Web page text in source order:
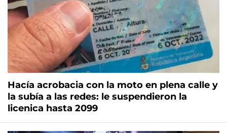
Hacía acrobacia con la moto en plena calle y
la subía a las redes: le suspendieron la
licenica hasta 2099